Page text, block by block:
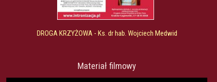
DROGA KRZYŻOWA - Ks. dr hab. Wojciech Medwid
Materiał filmowy